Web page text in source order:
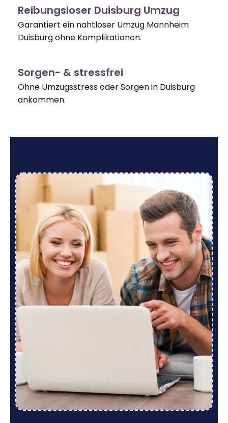
Reibungsloser Duisburg Umzug
Garantiert ein nahtloser Umzug Mannheim
Duisburg ohne Komplikationen.
Sorgen- & stressfrei
Ohne Umzugsstress oder Sorgen in Duisburg
ankommen.